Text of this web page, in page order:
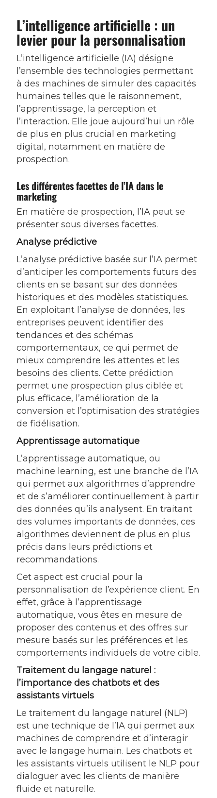
L’intelligence artificielle : un
levier pour la personnalisation
L’intelligence artificielle (IA) désigne
l’ensemble des technologies permettant
à des machines de simuler des capacités
humaines telles que le raisonnement,
l’apprentissage, la perception et
l’interaction. Elle joue aujourd’hui un rôle
de plus en plus crucial en marketing
digital, notamment en matière de
prospection.
Les différentes facettes de l’IA dans le
marketing
En matière de prospection, l’IA peut se
présenter sous diverses facettes.
Analyse prédictive
L’analyse prédictive basée sur l’IA permet
d’anticiper les comportements futurs des
clients en se basant sur des données
historiques et des modèles statistiques.
En exploitant l’analyse de données, les
entreprises peuvent identifier des
tendances et des schémas
comportementaux, ce qui permet de
mieux comprendre les attentes et les
besoins des clients. Cette prédiction
permet une prospection plus ciblée et
plus efficace, l’amélioration de la
conversion et l’optimisation des stratégies
de fidélisation.
Apprentissage automatique
L’apprentissage automatique, ou
machine learning, est une branche de l’IA
qui permet aux algorithmes d’apprendre
et de s’améliorer continuellement à partir
des données qu’ils analysent. En traitant
des volumes importants de données, ces
algorithmes deviennent de plus en plus
précis dans leurs prédictions et
recommandations.
Cet aspect est crucial pour la
personnalisation de l’expérience client. En
effet, grâce à l’apprentissage
automatique, vous êtes en mesure de
proposer des contenus et des offres sur
mesure basés sur les préférences et les
comportements individuels de votre cible.
Traitement du langage naturel :
l’importance des chatbots et des
assistants virtuels
Le traitement du langage naturel (NLP)
est une technique de l’IA qui permet aux
machines de comprendre et d’interagir
avec le langage humain. Les chatbots et
les assistants virtuels utilisent le NLP pour
dialoguer avec les clients de manière
fluide et naturelle.